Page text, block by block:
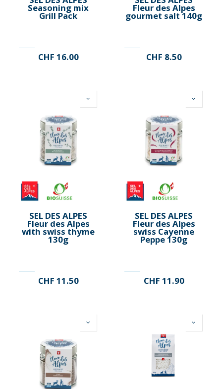
Seasoning mix
Grill Pack
CHF 16.00
Fleur des Alpes
gourmet salt 140g
CHF 8.50
SEL DES ALPES
Fleur des Alpes
with swiss thyme
130g
CHF 11.50
SEL DES ALPES
Fleur des Alpes
swiss Cayenne
Peppe 130g
CHF 11.90